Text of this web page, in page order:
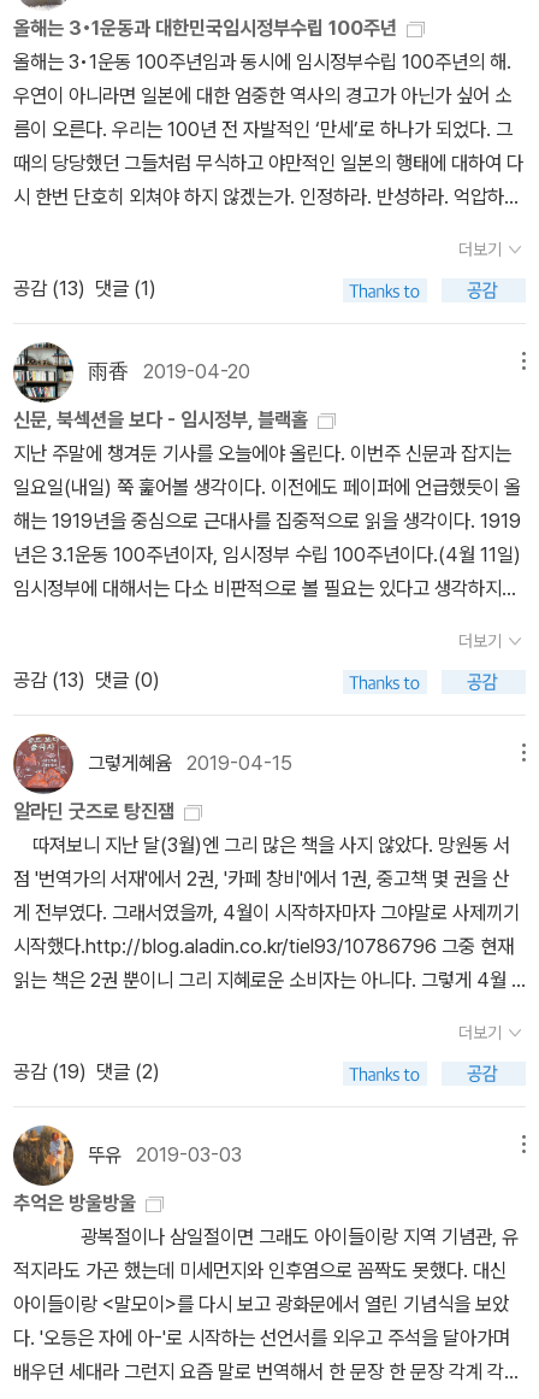
져간 민중들, 이름 없이 사라져간 수많은 유관순들이었다. 이들은 역
사의 물줄기를 바꾸는 위대한 힘의 존재기반은 민중에게 있으며, 이
는 핍박과 분열, 갈 등이 빚어낸 시대의 소음 속에서 일순간에 타오른
다는 것을 보여주었다. 3·1 운동 이 가지는 의미를 생각할 때 떠오르
는 하나의 그림이 있다. 바로 윌리엄 터너의 명 화 <전함 테메레르>
다.1805년 넬슨 제독이 이끄는 영국 해군은 나폴레옹의 유럽제패를
테메레르는 위기에 처한 영국의 기함 (flagship) 빅토리호를 구하는
전적을 올린다. 이를 기반으로 한 트라팔가 해 전의 승리는 19세기 영
국을 '해가 지지 않는 제국'으로 만들었다. 윌리엄 터너의 그림에 표현
된 테메레르는 찬란하게 빛났던 트라팔가에서의 모습이 아닌 시대의
흐 름을 이기지 못하고 구시대의 유물로 쇠락한 모습이다. 역사의 한
페이지를 빛낸 존재였지만 더 이상 자신의 힘으로 동력을 만들어내지
못하는 덩치 큰 범선은 그림 속에서 작은 증기선에 의해 예인되며 해
체되기 전 마지막 항해를 하고 있다. 트라팔가 해전 승리후 런던에는
트라팔가 광장이 조성되었고 광장의 중앙에는 승장 넬슨 제독의 동상
이 세워졌다. 넬슨이 승선했던 기함 빅토리호는 포츠머스 해군기 지
에 영구 보존되고 있다. 반면 1838년 영국 해군은 테메레르호를 런던
결정했다. 템즈 강가로 산책 을 나간 터너는 이 위대한 선박의 마지막
항해를 그림으로 남겼다. 윌리엄 터너는 시대를 빛내고 역사의 뒤편
으로 사라지는 영웅에 대해 자신이 할 수 있는 최대한의 찬사를 보냈
다. 모두가 기억하는 넬슨 제독, 빅토리호도 있었지만 우리에겐 테메
레 르도 있었다고… 그것은 자랑스러운 우리의 과거였고 우리의 현재
를 있게 한 또 하 나의 영웅이라고… 역사의 뒤안길로 사라지는 존재
에 대한 최대의 찬사는 그를 오 래도록 기억해주는 것이다.역사의 뒤
안길로 스러져간 이름 없는 민중들, 수많은 유관순들을 역사는 어떻
게 기 록하고 있을까? 아니 그 이전에 역사의 페이지에 그들의 몫도
있을까? 우리는 윌리 엄 터너가 되어 역사의 뒤안길로 사라지는 그들
을 기억해주어야 한다. 그들의 정신 과 투쟁, 숭고한 희생은 <전함 테
메레르>가 되기 충분하다. 그들은 자랑스러운 우 리의 과거였고 우리
의 현재를 있게 한 또 하나의 영웅이기 때문이다. 또한 그들은 자신의
는 수많 은 '독립운동가'들의 다른 이름이기 때문이다.
올해는 3•1운동과 대한민국임시정부수립 100주년
올해는 3•1운동 100주년임과 동시에 임시정부수립 100주년의 해.
우연이 아니라면 일본에 대한 엄중한 역사의 경고가 아닌가 싶어 소
름이 오른다. 우리는 100년 전 자발적인 ‘만세’로 하나가 되었다. 그
때의 당당했던 그들처럼 무식하고 야만적인 일본의 행태에 대하여 다
시 한번 단호히 외쳐야 하지 않겠는가. 인정하라. 반성하라. 억압하지
는 순간에 새로운 생각과 인식도 자란다. 이번엔 반드시 반민족 친일
파도 뿌리뽑아 우리 또한 역사적 과오를 바로 잡아야함을 잊지 말아
야 할 것이다. 여기에서 100년전 그 날의 독립선언서의 공약3장을 차
용해본다. 지금 이 순간 우리가 가져야 할 태도에 대한 지침으로 부족
함이 없다. < 3•1 독립선언서 공약 3장 >- 오늘 우리의 이 거사는 정
의와 인도와 생존과 존영을 위한 민족적 요구이니 오직 자유의 정신
을 발휘할 것이요, 결코 배타적 감정으로 정도에서 벗어나지 말라.-
최후의 일인까지, 최후의 일각까지 민족의 정당한 의사를 시원하게
발표하라.- 모든 행동은 가장 질서를 존중하여 우리의 주장과 태도가
어디까지나 광명정대하게 되도록 하라.~~~~~~~~~~~~~~~~
~~~~~~~~~~~~~강기덕 계봉우 곽종석 권동진 길선주 김도연
김립 김만겸 김법린 김병조 김복한 김석황 김알렉산드라 김종림 김창
숙 김철 김철훈 남만춘 문창범 박애 박일리야 박진순 박창은 백관수
유관순 유여대 윤기섭 윤현진 이강 이광 이규갑 이성 이춘숙 이한영
장도정 전협 정정화 조완구 차이석 최고려 최근우 최익환 한용운 한
형권 현순 홍진 (35년 2권 3•1혁명과 대한민국임시정부에서)독립운
동은 못해봤지만. 그 이름 꾹꾹 눌러 쓰며(치며) 나즈막히 소리내어
그 이름 하나하나 불러드립니다. <만세열전>에서는 무명의 또는 얼
굴없는 독립운동가 200여명의 흔적 또한 들을 수 있다. 그들은 역사
속으로 소리없이 사라졌으나, 그들의 삶이 곧 우리의 역사이다. 고맙
습니다.
더보기
공감 (13) 댓글 (1)
雨香 2019-04-20
신문, 북섹션을 보다 - 임시정부, 블랙홀
지난 주말에 챙겨둔 기사를 오늘에야 올린다. 이번주 신문과 잡지는
일요일(내일) 쭉 훑어볼 생각이다. 이전에도 페이퍼에 언급했듯이 올
해는 1919년을 중심으로 근대사를 집중적으로 읽을 생각이다. 1919
년은 3.1운동 100주년이자, 임시정부 수립 100주년이다.(4월 11일)
임시정부에 대해서는 다소 비판적으로 볼 필요는 있다고 생각하지만,
다. (임시정부 자체를 부정하는 집단과 임시정부를 이승만으로만 엮
으려는 세력은 지금까지 지속적으로 역사를 왜곡했던 세력들이다.)3.
1운동 전에 몇 권의 책들을 준비했는데, 올해는 지속적으로 관련 책들
을 준비(구매)할 생각인데, 그러다 상해까지 다녀오자고 할지 모르겠
다. (중국은 전혀 선호하지 않는 곳이라)지난 주 전세계 이슈 중 하나
는 블랙홀 사진이다. 정확하게는 블랙홀 그림자를 관측한 것으로 전
세계 8대 전파망원경을 사용해서 관측해냈다. 블랙홀에 대해서는 간
단하게 읽은 기억이 있다. 스티븐 호킹 사후 동아시아에서 <스티븐
호킹의 블랙홀>이라는 책을 출간한 것인데, 쉽게 썼다고는 해도 두어
번 읽었는데도 잘은 모르겠다. 시간 여유가 나면 블랙홀에 대해서도
좀 챙겨읽어야 겠다.(올해는 주기율표 150주년이라 화학책을 좀 읽
고 있고, K-mooc에서도 두 개의 강좌를 듣고 있는데 블랙홀까지 시
간이 날지 모르겠다.) 뉴턴하이라이트에서도 업데이트 버전이 나올
책이 나왔다. 언제나 기록되어야 한다. 흔적을 남겨야 하기도 하지만,
자체가 역사가 되어야 하고, 지속적으로 기억하기 위해서다. 이번 책
에서는 조금 더 가슴 아픈 이야기들이 담겨있다. (물론 차마 읽어낼
엄두는 나지 않는다.)지난 5년, ‘세월호의 시간’을 따로 또 같이 겪은
참사 유가족과 생존 학생 가족들의 육성을 기록한 책이 나왔다. <그
날이 우리의 창을 두드렸다>는 ‘416세월호참사 작가기록단’이 3년
만에 다시 내놓은 ‘세월호 프로젝트’다....책을 보면, 유가족들의 연대
가 한결같이 아름답지만은 않았다는 점을 알게 된다. “아픈 사람들끼
더보기
공감 (13) 댓글 (0)
그렇게혜윰 2019-04-15
알라딘 굿즈로 탕진잼
따져보니 지난 달(3월)엔 그리 많은 책을 사지 않았다. 망원동 서
점 '번역가의 서재'에서 2권, '카페 창비'에서 1권, 중고책 몇 권을 산
게 전부였다. 그래서였을까, 4월이 시작하자마자 그야말로 사제끼기
시작했다.http://blog.aladin.co.kr/tiel93/10786796 그중 현재
읽는 책은 2권 뿐이니 그리 지혜로운 소비자는 아니다. 그렇게 4월 8
서대 굿즈가 뜬거다. 이런 낭패가 있나? 고민고민하다 주말에 또 사
제꼈다.....주말엔 굿즈비용만 16700원이었다. 그리하여 내가 4월에
획득한 알라딘 굿즈는 대략 다음과 같다. 빠진 것도 있을 것이다. 물
론 여러번에 걸친 것이지만 우산 하나만 뺀다면 이번 주말에 저지른
결과물들이다^^ 4월 8일 이전에 나는 이미 문학동네의 책을 적지 않
게 산 터라 더 이상 살 책이 없을 줄 알았다. 그럼에도 불구하고 고른
책들이므로 누군가에겐 참고(?)가 되길 바라며 목록을 공유해 본다.
그 전에 문학동네 독서대만 목적이라면 [노무현과 바보들]을 강추한
다. 일단, 3만원이 넘고^^ 무엇보다 책이 소장 가치가 있다. 현재 진행
형이기에 더 자신있게 말할 수 있다. 더구나 이 책 하나면 저 고운 잔
세트도 받을 수 있다. 물론 굿즈비용만 합이 8000원이다만. 책 소개
더보기
공감 (19) 댓글 (2)
뚜유 2019-03-03
추억은 방울방울
광복절이나 삼일절이면 그래도 아이들이랑 지역 기념관, 유
적지라도 가곤 했는데 미세먼지와 인후염으로 꼼짝도 못했다. 대신
아이들이랑 <말모이>를 다시 보고 광화문에서 열린 기념식을 보았
다. '오등은 자에 아-'로 시작하는 선언서를 외우고 주석을 달아가며
배우던 세대라 그런지 요즘 말로 번역해서 한 문장 한 문장 각계 각층